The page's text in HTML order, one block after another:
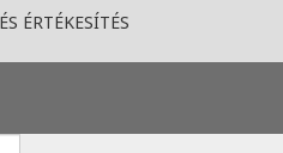
ÉRTÉKESÍTÉS